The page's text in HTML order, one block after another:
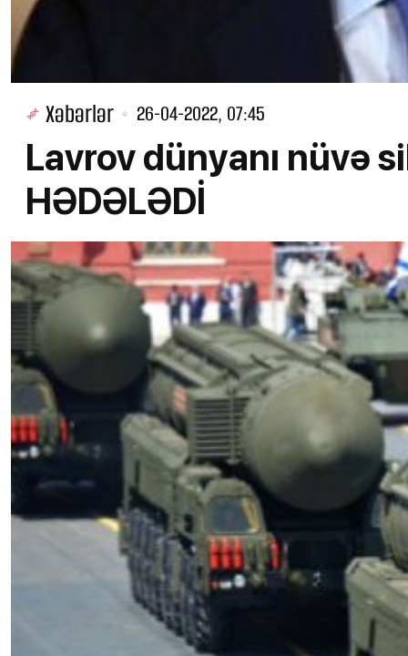
Xəbərlər 26-04-2022, 07:45
Lavrov dünyanı nüvə
HƏDƏLƏDİ